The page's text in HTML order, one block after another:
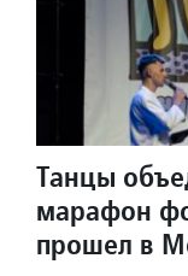
Танцы
марафон
прошел в